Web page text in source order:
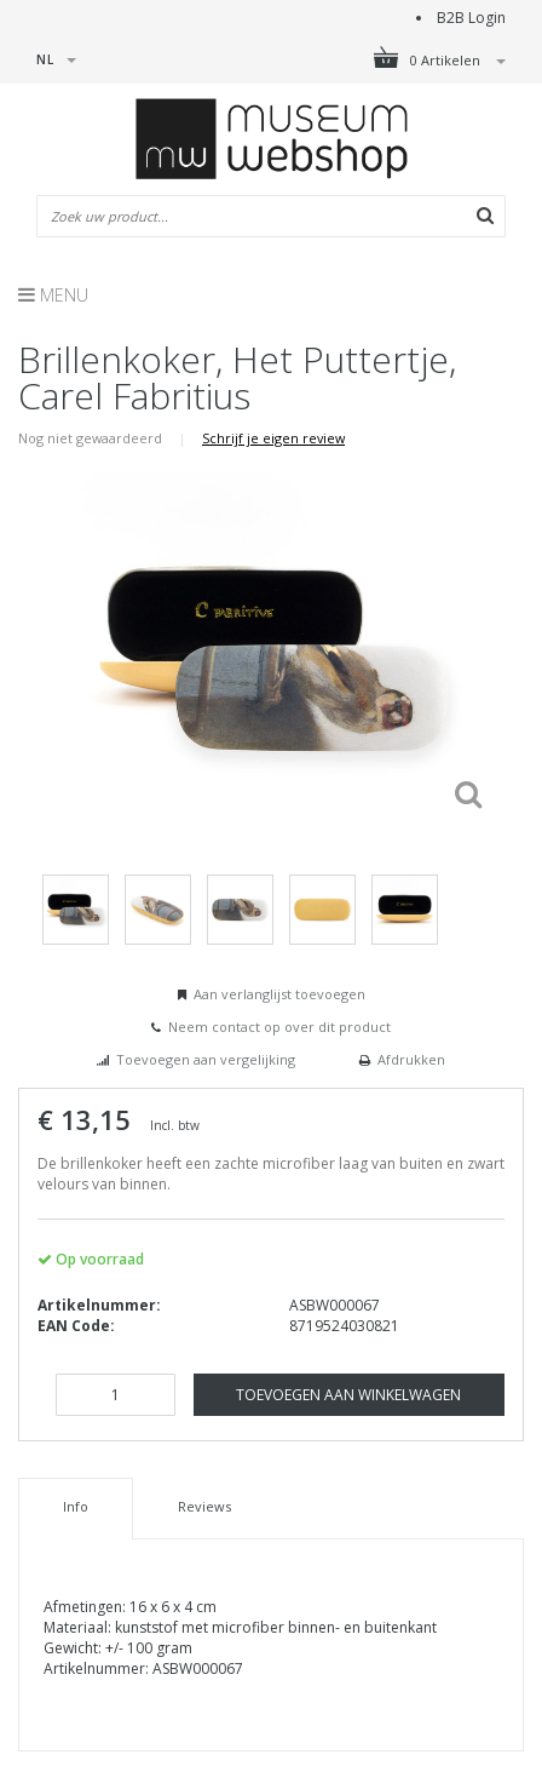
B2B Login
0 Artikelen
NL
MENU
Brillenkoker, Het Puttertje,
Carel Fabritius
Nog niet gewaardeerd | Schrijf je eigen review
Aan verlanglijst toevoegen
Neem contact op over dit product
Toevoegen aan vergelijking
Afdrukken
€ 13,15 Incl. btw
De brillenkoker heeft een zachte microfiber laag van buiten en zwart
velours van binnen.
Op voorraad
Artikelnummer:
ASBW000067
EAN Code:
8719524030821
TOEVOEGEN AAN WINKELWAGEN
Info Reviews
Afmetingen: 16 x 6 x 4 cm
Materiaal: kunststof met microfiber binnen- en buitenkant
Gewicht: +/- 100 gram
Artikelnummer: ASBW000067